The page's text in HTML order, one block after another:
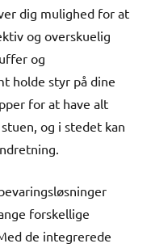
dig mulighed for at
og overskuelig
og
holde styr på dine
for at have alt
og i stedet kan
forskellige
de integrerede